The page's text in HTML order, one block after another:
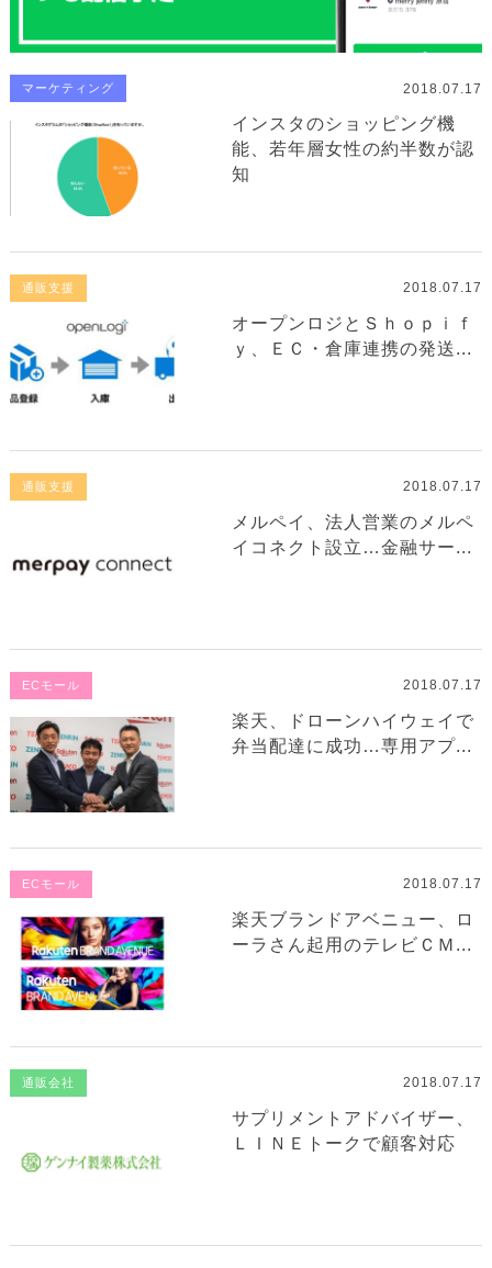
マーケティング 2018.07.17
インスタのショッピング機
能、若年層女性の約半数が認
知
通販支援 2018.07.17
オープンロジとＳｈｏｐｉｆ
ｙ、ＥＣ・倉庫連携の発送...
通販支援 2018.07.17
メルペイ、法人営業のメルペ
イコネクト設立…金融サー...
ECモール 2018.07.17
楽天、ドローンハイウェイで
弁当配達に成功…専用アプ...
ECモール 2018.07.17
楽天ブランドアベニュー、ロ
ーラさん起用のテレビＣＭ...
通販会社 2018.07.17
サプリメントアドバイザー、
ＬＩＮＥトークで顧客対応